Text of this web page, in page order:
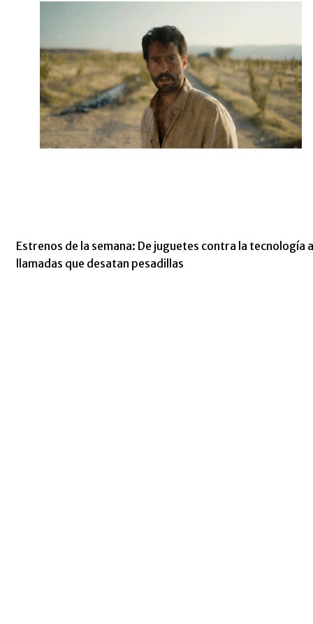
Estrenos de la semana: De juguetes contra la tecnología a
llamadas que desatan pesadillas